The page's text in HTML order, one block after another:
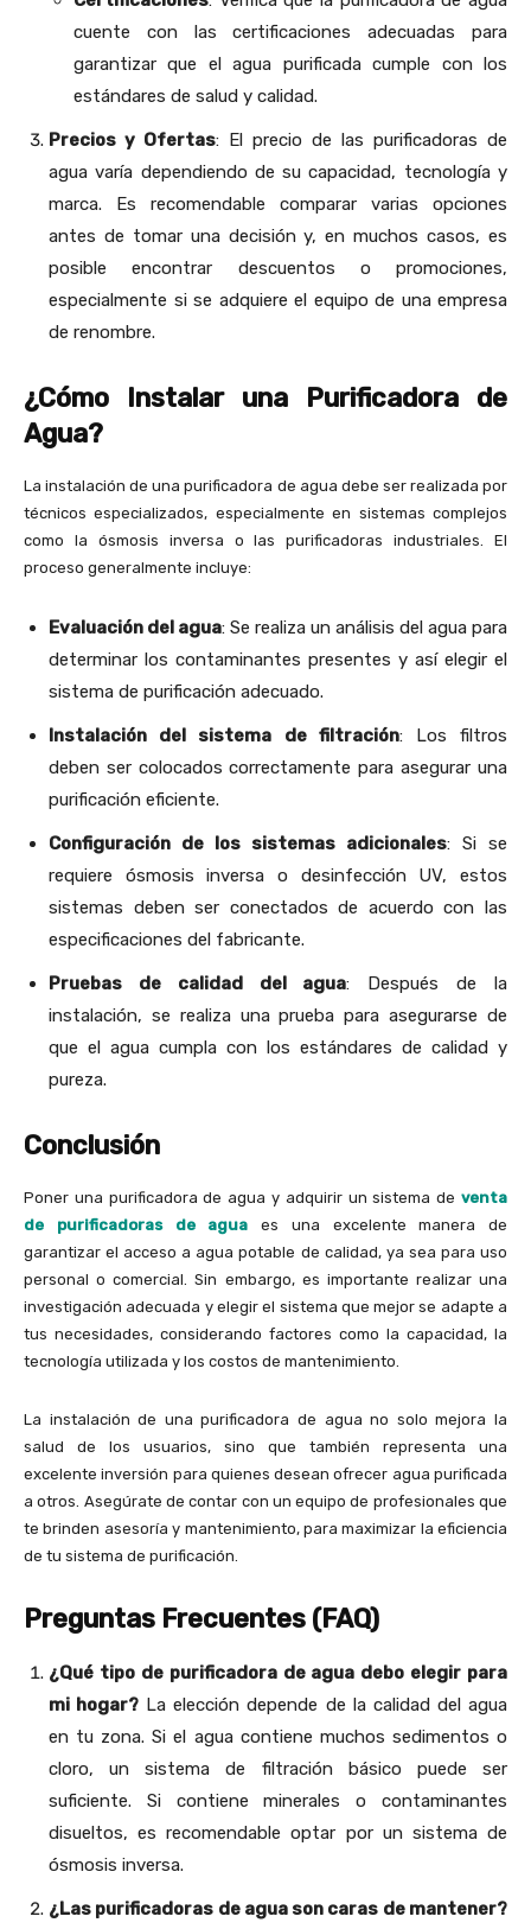
cuente con las certificaciones adecuadas para
garantizar que el agua purificada cumple con los
estándares de salud y calidad.
Precios y Ofertas: El precio de las purificadoras de
agua varía dependiendo de su capacidad, tecnología y
marca. Es recomendable comparar varias opciones
antes de tomar una decisión y, en muchos casos, es
posible encontrar descuentos o promociones,
especialmente si se adquiere el equipo de una empresa
de renombre.
¿Cómo Instalar una Purificadora de
Agua?
La instalación de una purificadora de agua debe ser realizada por
técnicos especializados, especialmente en sistemas complejos
como la ósmosis inversa o las purificadoras industriales. El
proceso generalmente incluye:
Evaluación del agua: Se realiza un análisis del agua para
determinar los contaminantes presentes y así elegir el
sistema de purificación adecuado.
Instalación del sistema de filtración: Los filtros
deben ser colocados correctamente para asegurar una
purificación eficiente.
Configuración de los sistemas adicionales: Si se
requiere ósmosis inversa o desinfección UV, estos
sistemas deben ser conectados de acuerdo con las
especificaciones del fabricante.
Pruebas de calidad del agua: Después de la
instalación, se realiza una prueba para asegurarse de
que el agua cumpla con los estándares de calidad y
pureza.
Conclusión
Poner una purificadora de agua y adquirir un sistema de venta
de purificadoras de agua
es una excelente manera de
garantizar el acceso a agua potable de calidad, ya sea para uso
personal o comercial. Sin embargo, es importante realizar una
investigación adecuada y elegir el sistema que mejor se adapte a
tus necesidades, considerando factores como la capacidad, la
tecnología utilizada y los costos de mantenimiento.
La instalación de una purificadora de agua no solo mejora la
salud de los usuarios, sino que también representa una
excelente inversión para quienes desean ofrecer agua purificada
a otros. Asegúrate de contar con un equipo de profesionales que
te brinden asesoría y mantenimiento, para maximizar la eficiencia
de tu sistema de purificación.
Preguntas Frecuentes (FAQ)
¿Qué tipo de purificadora de agua debo elegir para
mi hogar? La elección depende de la calidad del agua
en tu zona. Si el agua contiene muchos sedimentos o
cloro, un sistema de filtración básico puede ser
suficiente. Si contiene minerales o contaminantes
disueltos, es recomendable optar por un sistema de
ósmosis inversa.
¿Las purificadoras de agua son caras de mantener?